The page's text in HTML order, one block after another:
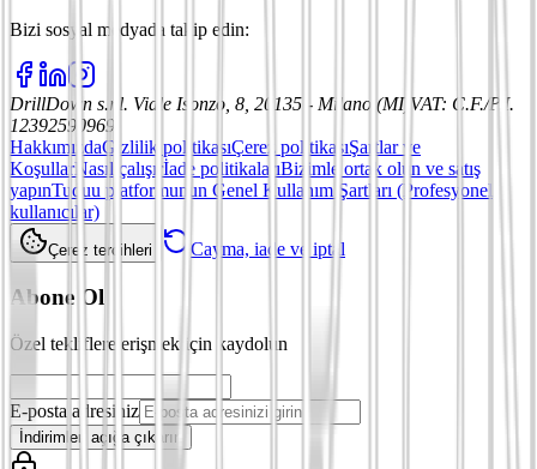
Bizi sosyal medyada takip edin:
DrillDown s.r.l. Viale Isonzo, 8, 20135 - Milano (MI) VAT: C.F./P.I.
12392590969
HakkımızdaGizlilik politikasıÇerez politikasıŞartlar ve
KoşullarNasıl çalışırİade politikalarıBizimle ortak olun ve satış
yapınTuduu platformunun Genel Kullanım Şartları (Profesyonel
kullanıcılar)
Çerez tercihleri Cayma, iade ve iptal
Abone Ol
Özel tekliflere erişmek için kaydolun
E-posta adresiniz
İndirimleri açığa çıkarın